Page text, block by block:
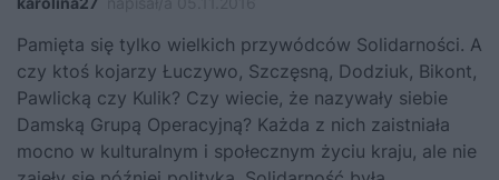
Pamięta się tylko wielkich przywódców Solidarności. A
czy ktoś kojarzy Łuczywo, Szczęsną, Dodziuk, Bikont,
Pawlicką czy Kulik? Czy wiecie, że nazywały siebie
Damską Grupą Operacyjną? Każda z nich zaistniała
mocno w kulturalnym i społecznym życiu kraju, ale nie